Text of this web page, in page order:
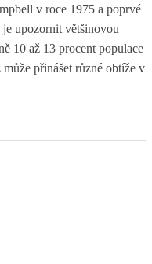
v roce 1975 a poprvé
upozornit většinovou
10 až 13 procent populace
přinášet různé obtíže v